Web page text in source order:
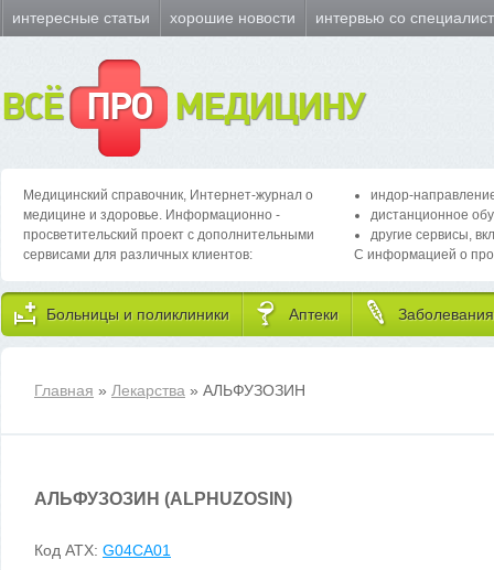
интересные статьи хорошие новости интервью со
ВСЁ ПРО МЕДИЦИНУ
Медицинский справочник, Интернет-журнал о
медицине и здоровье. Информационно -
просветительский проект с дополнительными
сервисами для различных клиентов:
индор-
дистанционное
другие сервисы,
С информацией о
Больницы и поликлиники Аптеки Заболевания
Главная » Лекарства » АЛЬФУЗОЗИН
АЛЬФУЗОЗИН (ALPHUZOSIN)
Код ATX: G04CA01